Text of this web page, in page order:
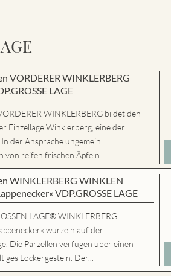
VORDERER WINKLERBERG
LAGE
WINKLERBERG bildet den
Einzellage Winklerberg, eine der
der Ansprache ungemein
reifen frischen Äpfeln...
WINKLERBERG WINKLEN
VDP.GROSSE LAGE
LAGE® WINKLERBERG
wurzeln auf der
Die Parzellen verfügen über einen
Lockergestein. Der...